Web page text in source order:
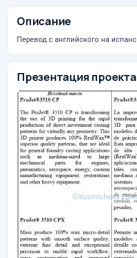
Описание
Перевод с английского на
Презентация проекта